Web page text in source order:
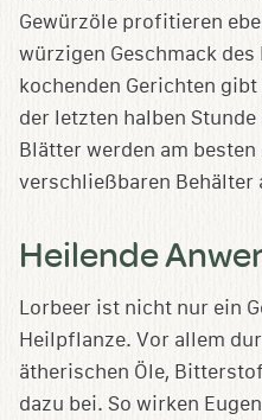
Gewürzöle profitieren
würzigen Geschmack
kochenden Gerichten
der letzten halben
Blätter werden am
verschließbaren Behälter
Heilende
Lorbeer ist nicht nur ein
Heilpflanze. Vor allem
ätherischen Öle,
dazu bei. So wirken